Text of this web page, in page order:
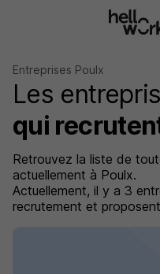
Entreprises Poulx
Les
qui
Retrouvez la liste de
actuellement à Poulx.
Actuellement, il y a 3
recrutement et